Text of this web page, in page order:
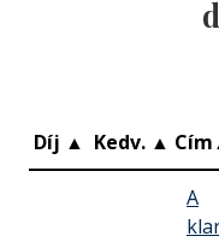
Díj ▲ Kedv. ▲ Cím
A